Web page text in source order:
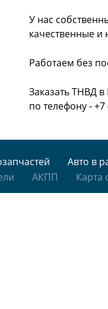
У нас
качественные и
Работаем без
Заказать ТНВД
по телефону -
Авто в
АКПП Карта